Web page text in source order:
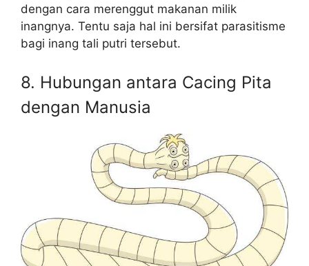
dengan cara merenggut makanan milik
inangnya. Tentu saja hal ini bersifat parasitisme
bagi inang tali putri tersebut.
8. Hubungan antara Cacing Pita
dengan Manusia